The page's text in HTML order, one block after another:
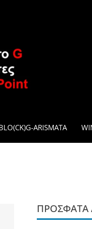
ARISMATA
ΠΡΌΣΦΑΤΑ